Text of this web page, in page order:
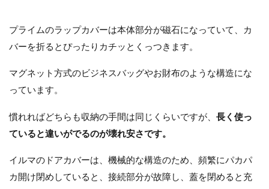
プライムのラップカバーは本体部分が磁石になっていて、カ
バーを折るとぴったりカチッとくっつきます。
マグネット方式のビジネスバッグやお財布のような構造にな
っています。
慣れればどちらも収納の手間は同じくらいですが、 長く使っ
ていると違いがでるのが壊れ安さです。
イルマのドアカバーは、機械的な構造のため、頻繁にパカパ
カ開け閉めしていると、接続部分が故障し、蓋を閉めると充